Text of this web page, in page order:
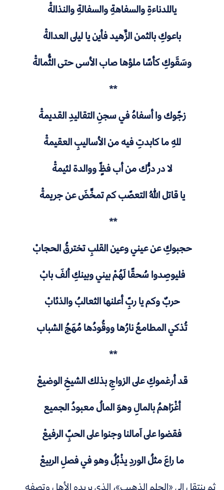
ياللدناءةِ والسفاهةِ والسفالةِ والنذالةْ
باعوكِ بالثمن الزَّهيد فأين يا ليلى العدالةْ
وسَقَوكِ كأسًا ملؤها صاب الأسى حتى الثُّمالةْ
**
زجّوك وا أسفاهُ في سجنِ التقاليدِ القديمةْ
للهِ ما كابدتِ فيه من الأساليبِ العقيمةْ
لا در درُّك من أب فظٍّ ووالدة لئيمةْ
يا قاتل اللهُ التعصّب كم تمخَّضَ عن جريمةْ
**
حجبوكِ عن عيني وعين القلبِ تخترقُ الحجابْ
فليوصِدوا سُحقًا لَهُمْ بيني وبينكِ ألفَ بابْ
حربٌ وكم يا ربِّ أعلنها الثعالبُ والذئابْ
تُذكي المطامعُ نارُها ووقُودُها مُهَجُ الشباب
**
قد أرغموكِ على الزواجِ بذلك الشيخِ الوضيعْ
أغْرَاهمُ بالمالِ وهوَ المالُ معبودُ الجميع
فقضوا على آمالنا وجنوا على الحبِّ الرفيعْ
ما راعَ مثلُ الوردِ يذْبُلُ وهو في فصلِ الربيعْ